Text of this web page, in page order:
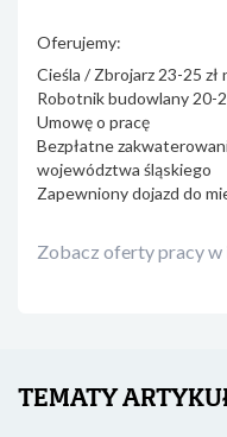
Oferujemy:
Cieśla / Zbrojarz 23-25 zł
Robotnik budowlany 20-
Umowę o pracę
Bezpłatne
województwa śląskiego
Zapewniony dojazd do
Zobacz oferty pracy w
TEMATY